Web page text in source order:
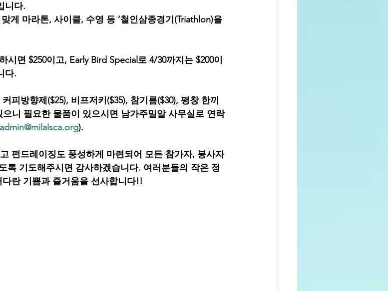
니다.
게 마라톤, 사이클, 수영 등 ‘철인삼종경기(Triathlon)을
면 $250이고, Early Bird Special로 4/30까지는 $200이
다.
피방향제($25), 비프저키($35), 참기름($30), 평창 한끼
니 필요한 물품이 있으시면 남가주밀알 사무실로 연락
admin@milalsca.org).
펀드레이징도 풍성하게 마련되어 모든 참가자, 봉사자
록 기도해주시면 감사하겠습니다. 여러분들의 작은 정
란 기쁨과 즐거움을 선사합니다!!